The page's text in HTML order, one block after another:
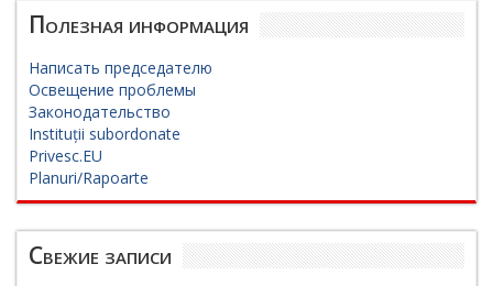
Полезная информация
Написать председателю
Освещение проблемы
Законодательство
Instituții subordonate
Privesc.EU
Planuri/Rapoarte
Свежие записи